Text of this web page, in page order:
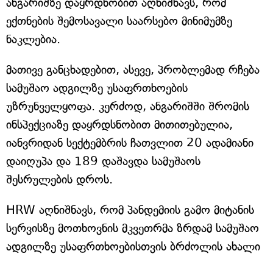
ექთნების შემოსავალი საარსებო მინიმუმზე
ნაკლებია.
მათივე განცხადებით, ასევე, პრობლემად რჩება
სამუშაო ადგილზე უსაფრთხოების
უზრუნველყოფა. კერძოდ, ანგარიშში შრომის
ინსპექციაზე დაყრდსნობით მითითებულია,
იანვრიდან სექტემბრის ჩათვლით 20 ადამიანი
დაიღუპა და 189 დაშავდა სამუშაოს
შესრულების დროს.
HRW აღნიშნავს, რომ პანდემიის გამო მიტანის
სერვისზე მოთხოვნის მკვეთრმა ზრდამ სამუშაო
ადგილზე უსაფრთხოებისთვის ბრძოლის ახალი